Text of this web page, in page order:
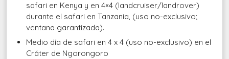
safari en Kenya y en 4×4 (landcruiser/landrover)
durante el safari en Tanzania, (uso no-exclusivo;
ventana garantizada).
Medio día de safari en 4 x 4 (uso no-exclusivo) en el
Cráter de Ngorongoro